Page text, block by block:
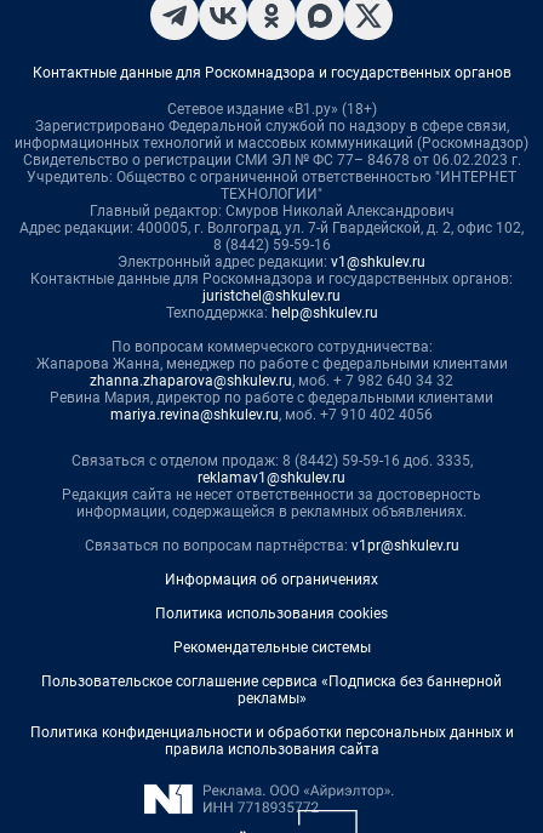
Контактные данные для Роскомнадзора и государственных органов
Сетевое издание «В1.ру» (18+)
Зарегистрировано Федеральной службой по надзору в сфере связи,
информационных технологий и массовых коммуникаций (Роскомнадзор)
Свидетельство о регистрации СМИ ЭЛ № ФС 77– 84678 от 06.02.2023 г.
Учредитель: Общество с ограниченной ответственностью "ИНТЕРНЕТ
ТЕХНОЛОГИИ"
Главный редактор: Смуров Николай Александрович
Адрес редакции: 400005, г. Волгоград, ул. 7-й Гвардейской, д. 2, офис 102,
8 (8442) 59-59-16
Электронный адрес редакции: v1@shkulev.ru
Контактные данные для Роскомнадзора и государственных органов:
juristchel@shkulev.ru
Техподдержка: help@shkulev.ru
По вопросам коммерческого сотрудничества:
Жапарова Жанна, менеджер по работе с федеральными клиентами
zhanna.zhaparova@shkulev.ru, моб. + 7 982 640 34 32
Ревина Мария, директор по работе с федеральными клиентами
mariya.revina@shkulev.ru, моб. +7 910 402 4056
Связаться с отделом продаж: 8 (8442) 59-59-16 доб. 3335,
reklamav1@shkulev.ru
Редакция сайта не несет ответственности за достоверность
информации, содержащейся в рекламных объявлениях.
Связаться по вопросам партнёрства: v1pr@shkulev.ru
Информация об ограничениях
Политика использования cookies
Рекомендательные системы
Пользовательское соглашение сервиса «Подписка без баннерной
рекламы»
Политика конфиденциальности и обработки персональных данных и
правила использования сайта